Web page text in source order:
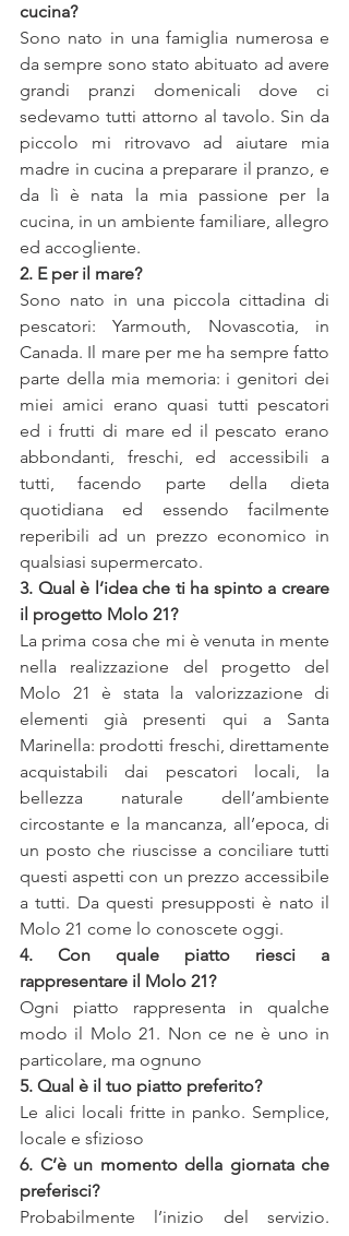
cucina?
Sono nato in una famiglia numerosa e
da sempre sono stato abituato ad avere
grandi pranzi domenicali dove ci
sedevamo tutti attorno al tavolo. Sin da
piccolo mi ritrovavo ad aiutare mia
madre in cucina a preparare il pranzo, e
da lì è nata la mia passione per la
cucina, in un ambiente familiare, allegro
ed accogliente.
2. E per il mare?
Sono nato in una piccola cittadina di
pescatori: Yarmouth, Novascotia, in
Canada. Il mare per me ha sempre fatto
parte della mia memoria: i genitori dei
miei amici erano quasi tutti pescatori
ed i frutti di mare ed il pescato erano
abbondanti, freschi, ed accessibili a
tutti, facendo parte della dieta
quotidiana ed essendo facilmente
reperibili ad un prezzo economico in
qualsiasi supermercato.
3. Qual è l’idea che ti ha spinto a creare
il progetto Molo 21?
La prima cosa che mi è venuta in mente
nella realizzazione del progetto del
Molo 21 è stata la valorizzazione di
elementi già presenti qui a Santa
Marinella: prodotti freschi, direttamente
acquistabili dai pescatori locali, la
bellezza naturale dell’ambiente
circostante e la mancanza, all’epoca, di
un posto che riuscisse a conciliare tutti
questi aspetti con un prezzo accessibile
a tutti. Da questi presupposti è nato il
Molo 21 come lo conoscete oggi.
4. Con quale piatto riesci a
rappresentare il Molo 21?
Ogni piatto rappresenta in qualche
modo il Molo 21. Non ce ne è uno in
particolare, ma ognuno
5. Qual è il tuo piatto preferito?
Le alici locali fritte in panko. Semplice,
locale e sfizioso
6. C’è un momento della giornata che
preferisci?
Probabilmente l’inizio del servizio.